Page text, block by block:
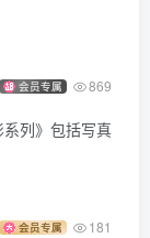
会员专属 869
列》包括写真
会员专属 181